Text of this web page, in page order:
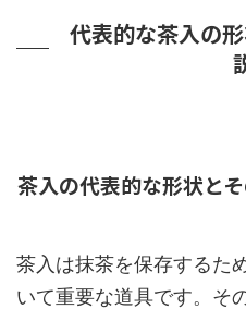
代表的な茶入の
茶入の代表的な形状と
茶入は抹茶を保存するた
いて重要な道具です。そ